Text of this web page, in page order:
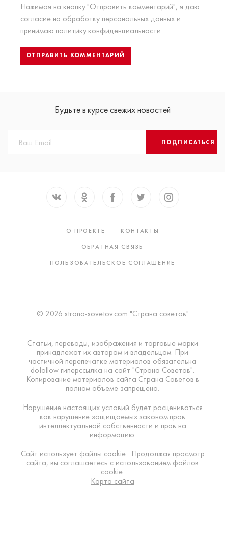
Нажимая на кнопку "Отправить комментарий", я даю
согласие на обработку персональных данных и
принимаю политику конфиденциальности.
Будьте в курсе свежих новостей
ПОДПИСАТЬСЯ
О ПРОЕКТЕ
КОНТАКТЫ
ОБРАТНАЯ СВЯЗЬ
ПОЛЬЗОВАТЕЛЬСКОЕ СОГЛАШЕНИЕ
© 2026 strana-sovetov.com "Страна советов"
Статьи, переводы, изображения и торговые марки
принадлежат их авторам и владельцам. При
частичной перепечатке материалов обязательна
dofollow гиперссылка на сайт "Страна Советов".
Копирование материалов сайта Страна Советов в
полном объеме запрещено.
Нарушение настоящих условий будет расцениваться
как нарушение защищаемых законом прав
интеллектуальной собственности и прав на
информацию.
Сайт использует файлы cookie . Продолжая просмотр
сайта, вы соглашаетесь с использованием файлов
cookie.
Карта сайта